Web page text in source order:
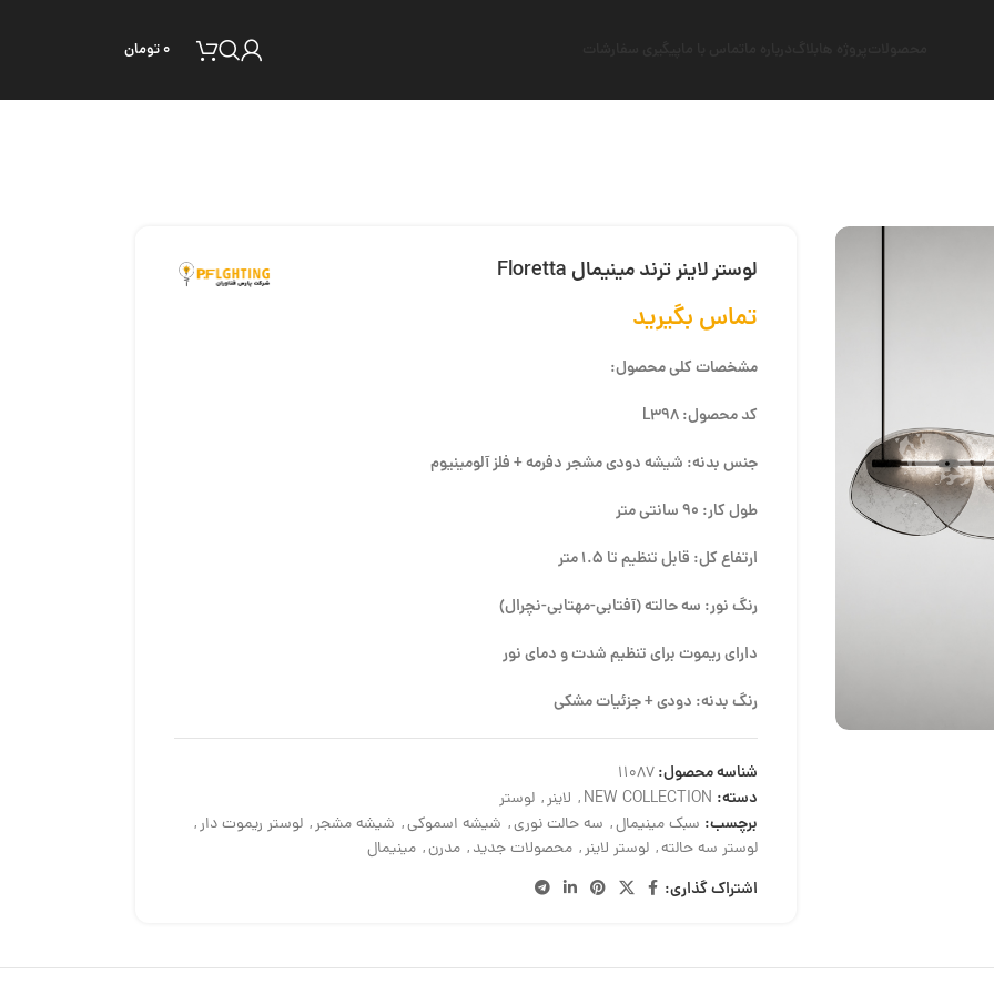
۰تومان
لوستر لاینر ترند مینیمال Floretta
تماس بگیرید
مشخصات کلی محصول:
کد محصول: L398
جنس بدنه: شیشه دودی مشجر دفرمه + فلز آلومینیوم
طول کار: 90 سانتی متر
ارتفاع کل: قابل تنظیم تا 1.5 متر
رنگ نور: سه حالته (آفتابی-مهتابی-نچرال)
دارای ریموت برای تنظیم شدت و دمای نور
رنگ بدنه: دودی + جزئیات مشکی
شناسه محصول:11087
دسته: NEW COLLECTION
, لاینر, لوستر
برچسب: سبک مینیمال, سه حالت نوری, شیشه اسموکی, شیشه مشجر, لوستر ریموت دار,
لوستر سه حالته, لوستر لاینر, محصولات جدید, مدرن, مینیمال
اشتراک گذاری: